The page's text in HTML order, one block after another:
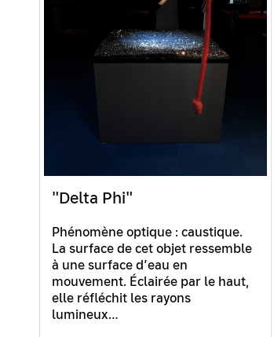
"Delta Phi"
Phénomène optique : caustique.
La surface de cet objet ressemble
à une surface d’eau en
mouvement. Éclairée par le haut,
elle réfléchit les rayons
lumineux…